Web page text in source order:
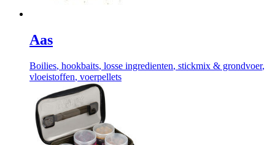
Aas
Boilies, hookbaits, losse ingredienten, stickmix & grondvoer,
vloeistoffen, voerpellets